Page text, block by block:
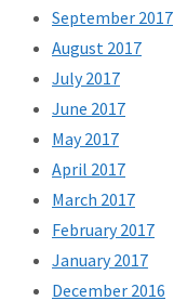
September 2017
August 2017
July 2017
June 2017
May 2017
April 2017
March 2017
February 2017
January 2017
December 2016